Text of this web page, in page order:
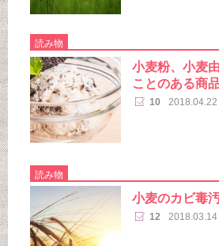
読み物
小麦粉、小麦
ことのある商
10 2018.04.22
読み物
小麦のカビ毒
12 2018.03.14